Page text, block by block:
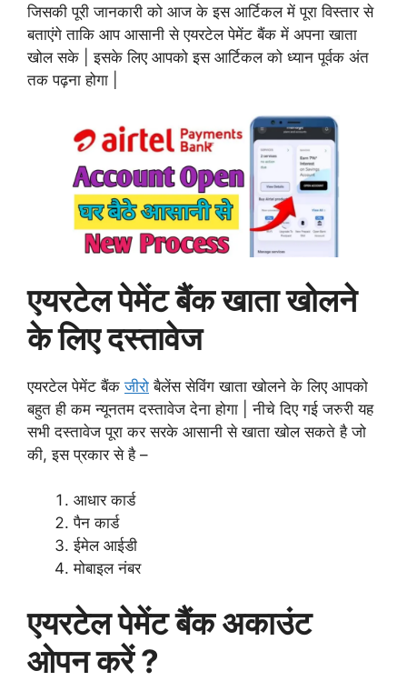
जिसकी पूरी जानकारी को आज के इस आर्टिकल में पूरा विस्तार से
बताएंगे ताकि आप आसानी से एयरटेल पेमेंट बैंक में अपना खाता
खोल सके | इसके लिए आपको इस आर्टिकल को ध्यान पूर्वक अंत
तक पढ़ना होगा |
एयरटेल पेमेंट बैंक खाता खोलने
के लिए दस्तावेज
एयरटेल पेमेंट बैंकजीरो बैलेंस सेविंग खाता खोलने के लिए आपको
बहुत ही कम न्यूनतम दस्तावेज देना होगा | नीचे दिए गई जरुरी यह
सभी दस्तावेज पूरा कर सरके आसानी से खाता खोल सकते है जो
की, इस प्रकार से है –
आधार कार्ड
पैन कार्ड
ईमेल आईडी
मोबाइल नंबर
एयरटेल पेमेंट बैंक अकाउंट
ओपन करें ?